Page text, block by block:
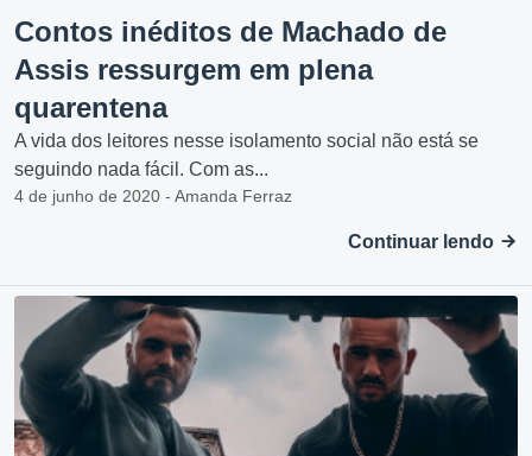
Contos inéditos de Machado de
Assis ressurgem em plena
quarentena
A vida dos leitores nesse isolamento social não está se
seguindo nada fácil. Com as...
4 de junho de 2020 - Amanda Ferraz
Continuar lendo